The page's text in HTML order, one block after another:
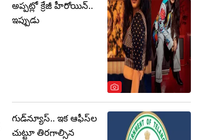
అప్పట్లో క్రేజీ హీరోయిన్..
ఇప్పుడు
గుడ్‌న్యూస్.. ఇక ఆఫీస్‌ల
చుట్టూ తిరగాల్సిన